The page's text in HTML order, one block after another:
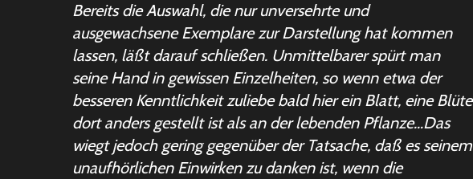
Bereits die Auswahl, die nur unversehrte und
ausgewachsene Exemplare zur Darstellung hat kommen
lassen, läßt darauf schließen. Unmittelbarer spürt man
seine Hand in gewissen Einzelheiten, so wenn etwa der
besseren Kenntlichkeit zuliebe bald hier ein Blatt, eine Blüte
dort anders gestellt ist als an der lebenden Pflanze…Das
wiegt jedoch gering gegenüber der Tatsache, daß es seinem
unaufhörlichen Einwirken zu danken ist, wenn die